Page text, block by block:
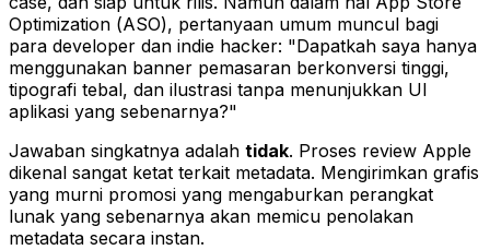
Optimization (ASO), pertanyaan umum muncul bagi
para developer dan indie hacker: "Dapatkah saya hanya
menggunakan banner pemasaran berkonversi tinggi,
tipografi tebal, dan ilustrasi tanpa menunjukkan UI
aplikasi yang sebenarnya?"
Jawaban singkatnya adalah tidak. Proses review Apple
dikenal sangat ketat terkait metadata. Mengirimkan grafis
yang murni promosi yang mengaburkan perangkat
lunak yang sebenarnya akan memicu penolakan
metadata secara instan.